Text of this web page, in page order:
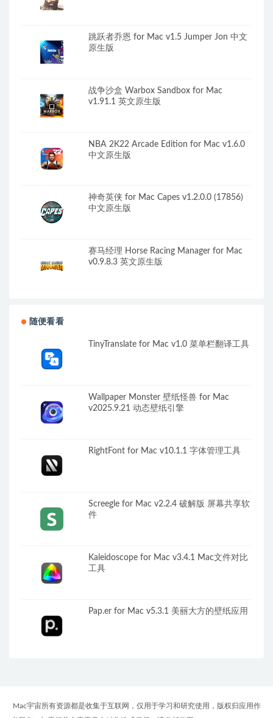
跳跃者乔恩 for Mac v1.5 Jumper Jon 中文
原生版
战争沙盒 Warbox Sandbox for Mac
v1.91.1 英文原生版
NBA 2K22 Arcade Edition for Mac v1.6.0
中文原生版
神奇英侠 for Mac Capes v1.2.0.0 (17856)
中文原生版
赛马经理 Horse Racing Manager for Mac
v0.9.8.3 英文原生版
随便看看
TinyTranslate for Mac v1.0 菜单栏翻译工具
Wallpaper Monster 壁纸怪兽 for Mac
v2025.9.21 动态壁纸引擎
RightFont for Mac v10.1.1 字体管理工具
Screegle for Mac v2.2.4 破解版 屏幕共享软
件
Kaleidoscope for Mac v3.4.1 Mac文件对比
工具
Pap.er for Mac v5.3.1 美丽大方的壁纸应用
Mac宇宙所有资源都是收集于互联网，仅用于学习和研究使用，版权归应用作